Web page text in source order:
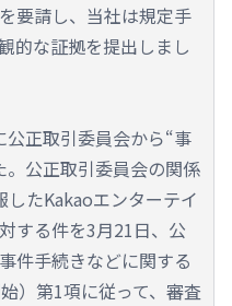
要請し、当社は規定手
的な証拠を提出しまし
正取引委員会から“事
公正取引委員会の関係
たKakaoエンターテイ
する件を3月21日、公
件手続きなどに関する
）第1項に従って、審査